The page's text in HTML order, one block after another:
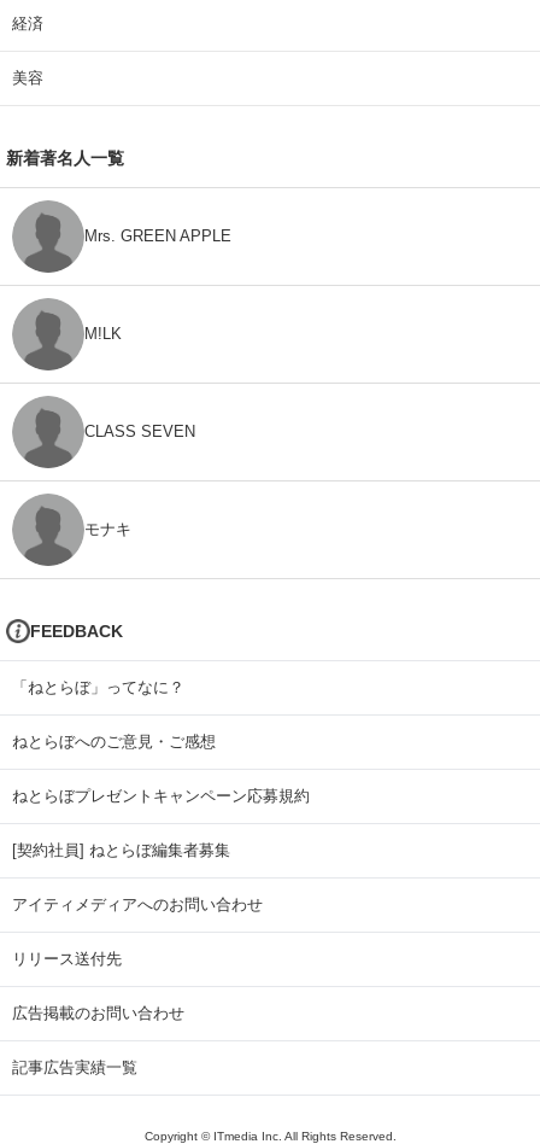
経済
美容
新着著名人一覧
Mrs. GREEN APPLE
M!LK
CLASS SEVEN
モナキ
FEEDBACK
「ねとらぼ」ってなに？
ねとらぼへのご意見・ご感想
ねとらぼプレゼントキャンペーン応募規約
[契約社員] ねとらぼ編集者募集
アイティメディアへのお問い合わせ
リリース送付先
広告掲載のお問い合わせ
記事広告実績一覧
Copyright © ITmedia Inc. All Rights Reserved.